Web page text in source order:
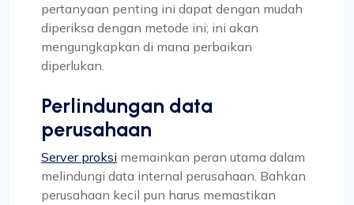
pertanyaan penting ini dapat dengan mudah
diperiksa dengan metode ini; ini akan
mengungkapkan di mana perbaikan
diperlukan.
Perlindungan data
perusahaan
Server proksi memainkan peran utama dalam
melindungi data internal perusahaan. Bahkan
perusahaan kecil pun harus memastikan